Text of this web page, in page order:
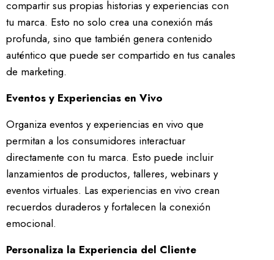
compartir sus propias historias y experiencias con
tu marca. Esto no solo crea una conexión más
profunda, sino que también genera contenido
auténtico que puede ser compartido en tus canales
de marketing.
Eventos y Experiencias en Vivo
Organiza eventos y experiencias en vivo que
permitan a los consumidores interactuar
directamente con tu marca. Esto puede incluir
lanzamientos de productos, talleres, webinars y
eventos virtuales. Las experiencias en vivo crean
recuerdos duraderos y fortalecen la conexión
emocional.
Personaliza la Experiencia del Cliente